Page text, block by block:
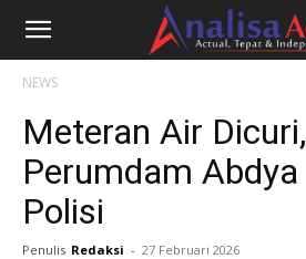
NEWS
Meteran Air Dicuri,
Perumdam
Polisi
Penulis Redaksi - 27 Februari 2026